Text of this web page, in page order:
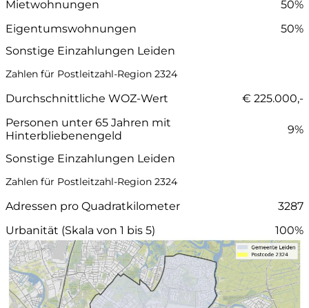
Mietwohnungen
50%
Eigentumswohnungen
50%
Sonstige Einzahlungen Leiden
Zahlen für Postleitzahl-Region 2324
Durchschnittliche WOZ-Wert
€ 225.000,-
Personen unter 65 Jahren mit
Hinterbliebenengeld
9%
Sonstige Einzahlungen Leiden
Zahlen für Postleitzahl-Region 2324
Adressen pro Quadratkilometer
3287
Urbanität (Skala von 1 bis 5)
100%